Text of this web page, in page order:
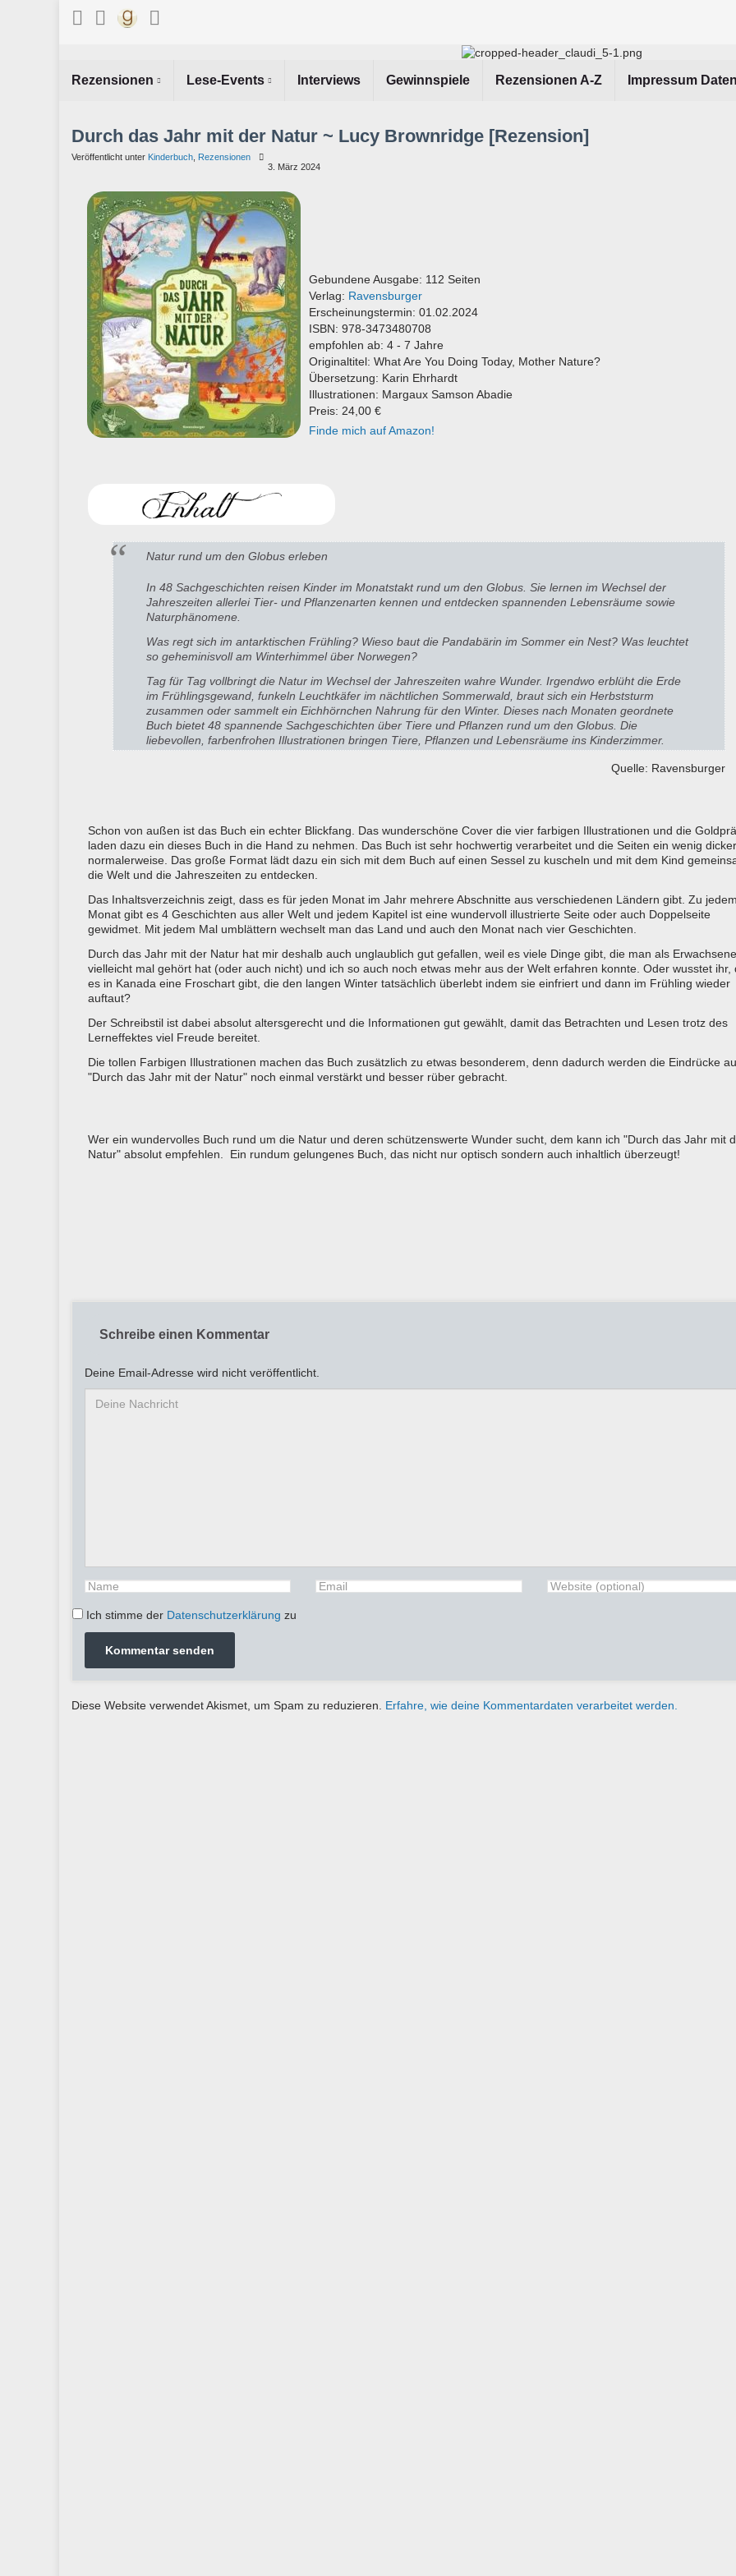
Rezensionen Lese-Events Interviews Gewinnspiele Rezensionen A-Z Impressum
Durch das Jahr mit der Natur ~ Lucy Brownridge [Rezension]
Veröffentlicht unter Kinderbuch
Rezensionen
3. März 2024
Gebundene Ausgabe: 112 Seiten
Verlag: Ravensburger
Erscheinungstermin: 01.02.2024
ISBN: 978-3473480708
empfohlen ab: 4 - 7 Jahre
Originaltitel: What Are You Doing Today, Mother Nature?
Übersetzung: Karin Ehrhardt
Illustrationen: Margaux Samson Abadie
Preis: 24,00 €
Finde mich auf Amazon!
Natur rund um den Globus erleben
In 48 Sachgeschichten reisen Kinder im Monatstakt rund um den Globus. Sie lernen im Wechsel der
Jahreszeiten allerlei Tier- und Pflanzenarten kennen und entdecken spannenden Lebensräume sowie
Naturphänomene.
Was regt sich im antarktischen Frühling? Wieso baut die Pandabärin im Sommer ein Nest? Was leuchtet
so geheminisvoll am Winterhimmel über Norwegen?
Tag für Tag vollbringt die Natur im Wechsel der Jahreszeiten wahre Wunder. Irgendwo erblüht die Erde
im Frühlingsgewand, funkeln Leuchtkäfer im nächtlichen Sommerwald, braut sich ein Herbststurm
zusammen oder sammelt ein Eichhörnchen Nahrung für den Winter. Dieses nach Monaten geordnete
Buch bietet 48 spannende Sachgeschichten über Tiere und Pflanzen rund um den Globus. Die
liebevollen, farbenfrohen Illustrationen bringen Tiere, Pflanzen und Lebensräume ins Kinderzimmer.
Quelle: Ravensburger
Schon von außen ist das Buch ein echter Blickfang. Das wunderschöne Cover die vier farbigen Illustrationen und die
laden dazu ein dieses Buch in die Hand zu nehmen. Das Buch ist sehr hochwertig verarbeitet und die Seiten ein wenig
normalerweise. Das große Format lädt dazu ein sich mit dem Buch auf einen Sessel zu kuscheln und mit dem Kind
die Welt und die Jahreszeiten zu entdecken.
Das Inhaltsverzeichnis zeigt, dass es für jeden Monat im Jahr mehrere Abschnitte aus verschiedenen Ländern gibt. Zu
Monat gibt es 4 Geschichten aus aller Welt und jedem Kapitel ist eine wundervoll illustrierte Seite oder auch Doppelseite
gewidmet. Mit jedem Mal umblättern wechselt man das Land und auch den Monat nach vier Geschichten.
Durch das Jahr mit der Natur hat mir deshalb auch unglaublich gut gefallen, weil es viele Dinge gibt, die man als
vielleicht mal gehört hat (oder auch nicht) und ich so auch noch etwas mehr aus der Welt erfahren konnte. Oder wusstet ihr,
es in Kanada eine Froschart gibt, die den langen Winter tatsächlich überlebt indem sie einfriert und dann im Frühling wieder
auftaut?
Der Schreibstil ist dabei absolut altersgerecht und die Informationen gut gewählt, damit das Betrachten und Lesen trotz des
Lerneffektes viel Freude bereitet.
Die tollen Farbigen Illustrationen machen das Buch zusätzlich zu etwas besonderem, denn dadurch werden die Eindrücke
"Durch das Jahr mit der Natur" noch einmal verstärkt und besser rüber gebracht.
Wer ein wundervolles Buch rund um die Natur und deren schützenswerte Wunder sucht, dem kann ich "Durch das Jahr mit
Natur" absolut empfehlen. Ein rundum gelungenes Buch, das nicht nur optisch sondern auch inhaltlich überzeugt!
Schreibe einen Kommentar
Deine Email-Adresse wird nicht veröffentlicht.
Ich stimme der Datenschutzerklärung zu
Diese Website verwendet Akismet, um Spam zu reduzieren. Erfahre, wie deine Kommentardaten verarbeitet werden.